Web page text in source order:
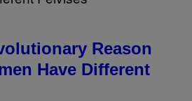
Reason
Have Different